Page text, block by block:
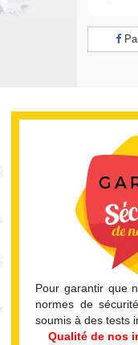
Pour garantir que
normes de
soumis à des tests
Qualité de nos